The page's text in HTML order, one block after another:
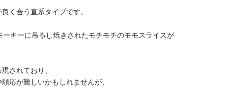
く合う直系タイプです。
キーに吊るし焼きされたモチモチのモモスライスが
されており、
応が難しいかもしれませんが、